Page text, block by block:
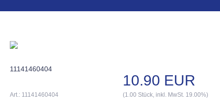
11141460404
10.90 EUR
Art.: 11141460404 (1.00 Stück, inkl. MwSt. 19.00%)